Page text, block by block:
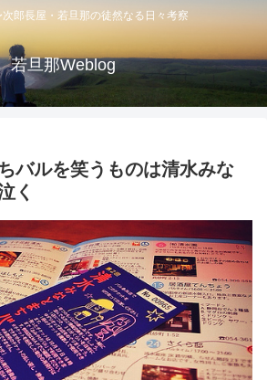
郎長屋・若旦那の徒然なる日々考察
若旦那Weblog
バルを笑うものは清水みな
く